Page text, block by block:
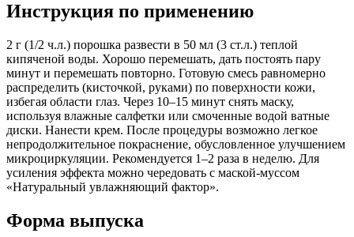
Инструкция по применению
2 г (1/2 ч.л.) порошка развести в 50 мл (3 ст.л.) теплой
кипяченой воды. Хорошо перемешать, дать постоять пару
минут и перемешать повторно. Готовую смесь равномерно
распределить (кисточкой, руками) по поверхности кожи,
избегая области глаз. Через 10–15 минут снять маску,
используя влажные салфетки или смоченные водой ватные
диски. Нанести крем. После процедуры возможно легкое
непродолжительное покраснение, обусловленное улучшением
микроциркуляции. Рекомендуется 1–2 раза в неделю. Для
усиления эффекта можно чередовать с маской-муссом
«Натуральный увлажняющий фактор».
Форма выпуска